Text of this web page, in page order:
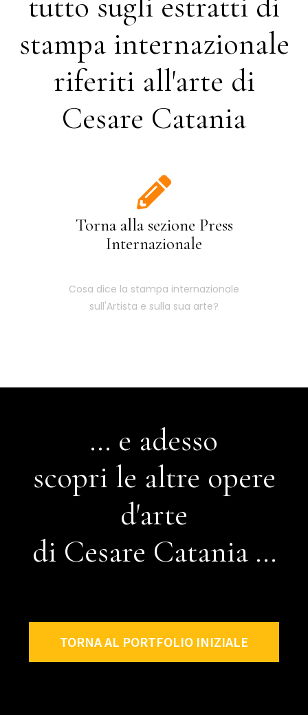
stampa internazionale
riferiti all'arte di
Cesare Catania
Torna alla sezione Press
Internazionale
Cosa dice la stampa internazionale
sull'Artista e sulla sua arte?
... e adesso
scopri le altre opere
d'arte
di Cesare Catania ...
TORNA AL PORTFOLIO INIZIALE